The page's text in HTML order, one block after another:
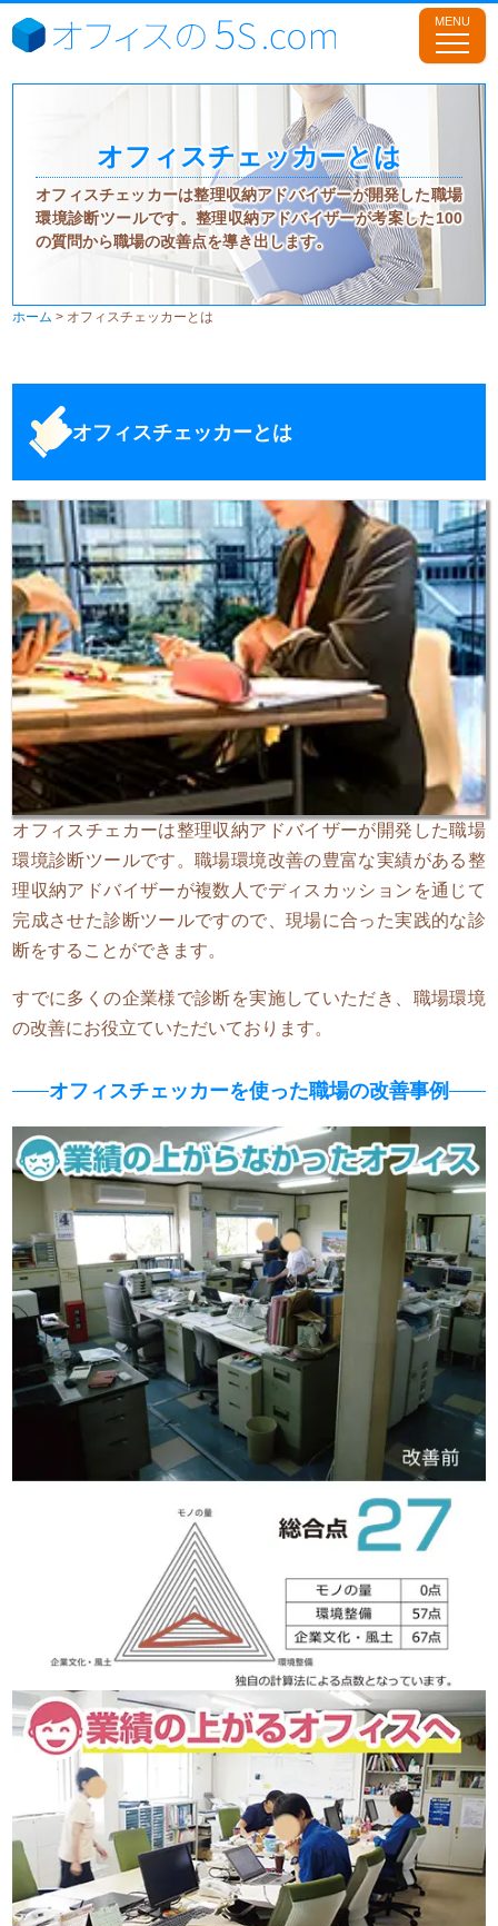
オフィスチェッカーとは
オフィスチェッカーは整理収納アドバイザーが開発した職場
環境診断ツールです。整理収納アドバイザーが考案した100
の質問から職場の改善点を導き出します。
ホーム > オフィスチェッカーとは
オフィスチェッカーとは
オフィスチェカーは整理収納アドバイザーが開発した職場
環境診断ツールです。職場環境改善の豊富な実績がある整
理収納アドバイザーが複数人でディスカッションを通じて
完成させた診断ツールですので、現場に合った実践的な診
断をすることができます。
すでに多くの企業様で診断を実施していただき、職場環境
の改善にお役立ていただいております。
オフィスチェッカーを使った職場の改善事例